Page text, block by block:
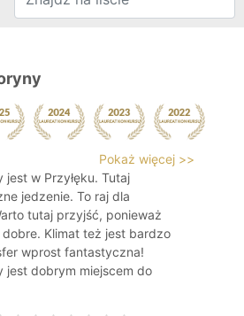
Pokaż więcej >>
jest w Przyłęku. Tutaj
jedzenie. To raj dla
tutaj przyjść, ponieważ
Klimat też jest bardzo
wprost fantastyczna!
jest dobrym miejscem do